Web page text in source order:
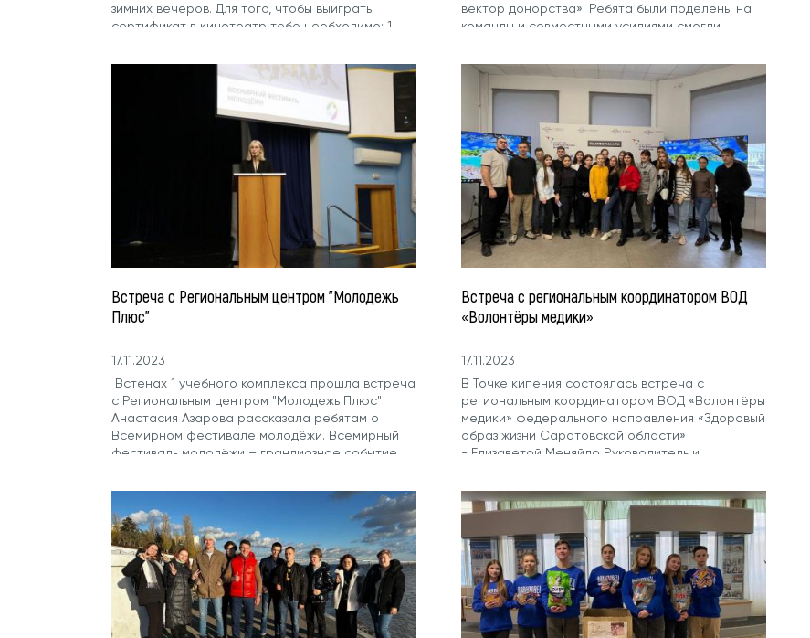
зимних вечеров. Для того, чтобы выиграть
сертификат в кинотеатр тебе необходимо: 1.
вектор донорства». Ребята были поделены на
команды и совместными усилиями смогли...
Встреча с Региональным центром "Молодежь
Плюс"
17.11.2023
Встенах 1 учебного комплекса прошла встреча
с Региональным центром "Молодежь Плюс"
Анастасия Азарова рассказала ребятам о
Всемирном фестивале молодёжи. Всемирный
фестиваль молодёжи – грандиозное событие...
Встреча с региональным координатором ВОД
«Волонтёры медики»
17.11.2023
В Точке кипения состоялась встреча с
региональным координатором ВОД «Волонтёры
медики» федерального направления «Здоровый
образ жизни Саратовской области»
- Елизаветой Меняйло Руководитель и